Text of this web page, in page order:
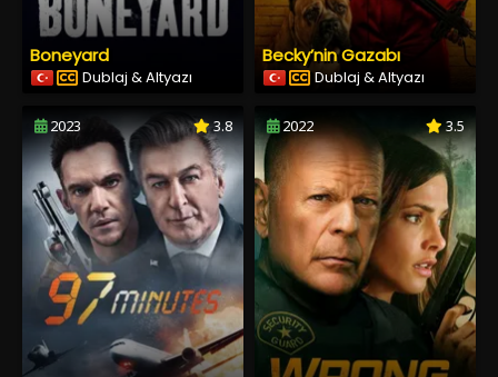
Boneyard
Dublaj & Altyazı
Becky’nin Gazabı
Dublaj & Altyazı
2023 3.8 2022 3.5